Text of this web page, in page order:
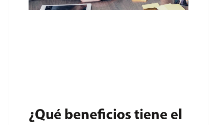
¿Qué beneficios tiene el